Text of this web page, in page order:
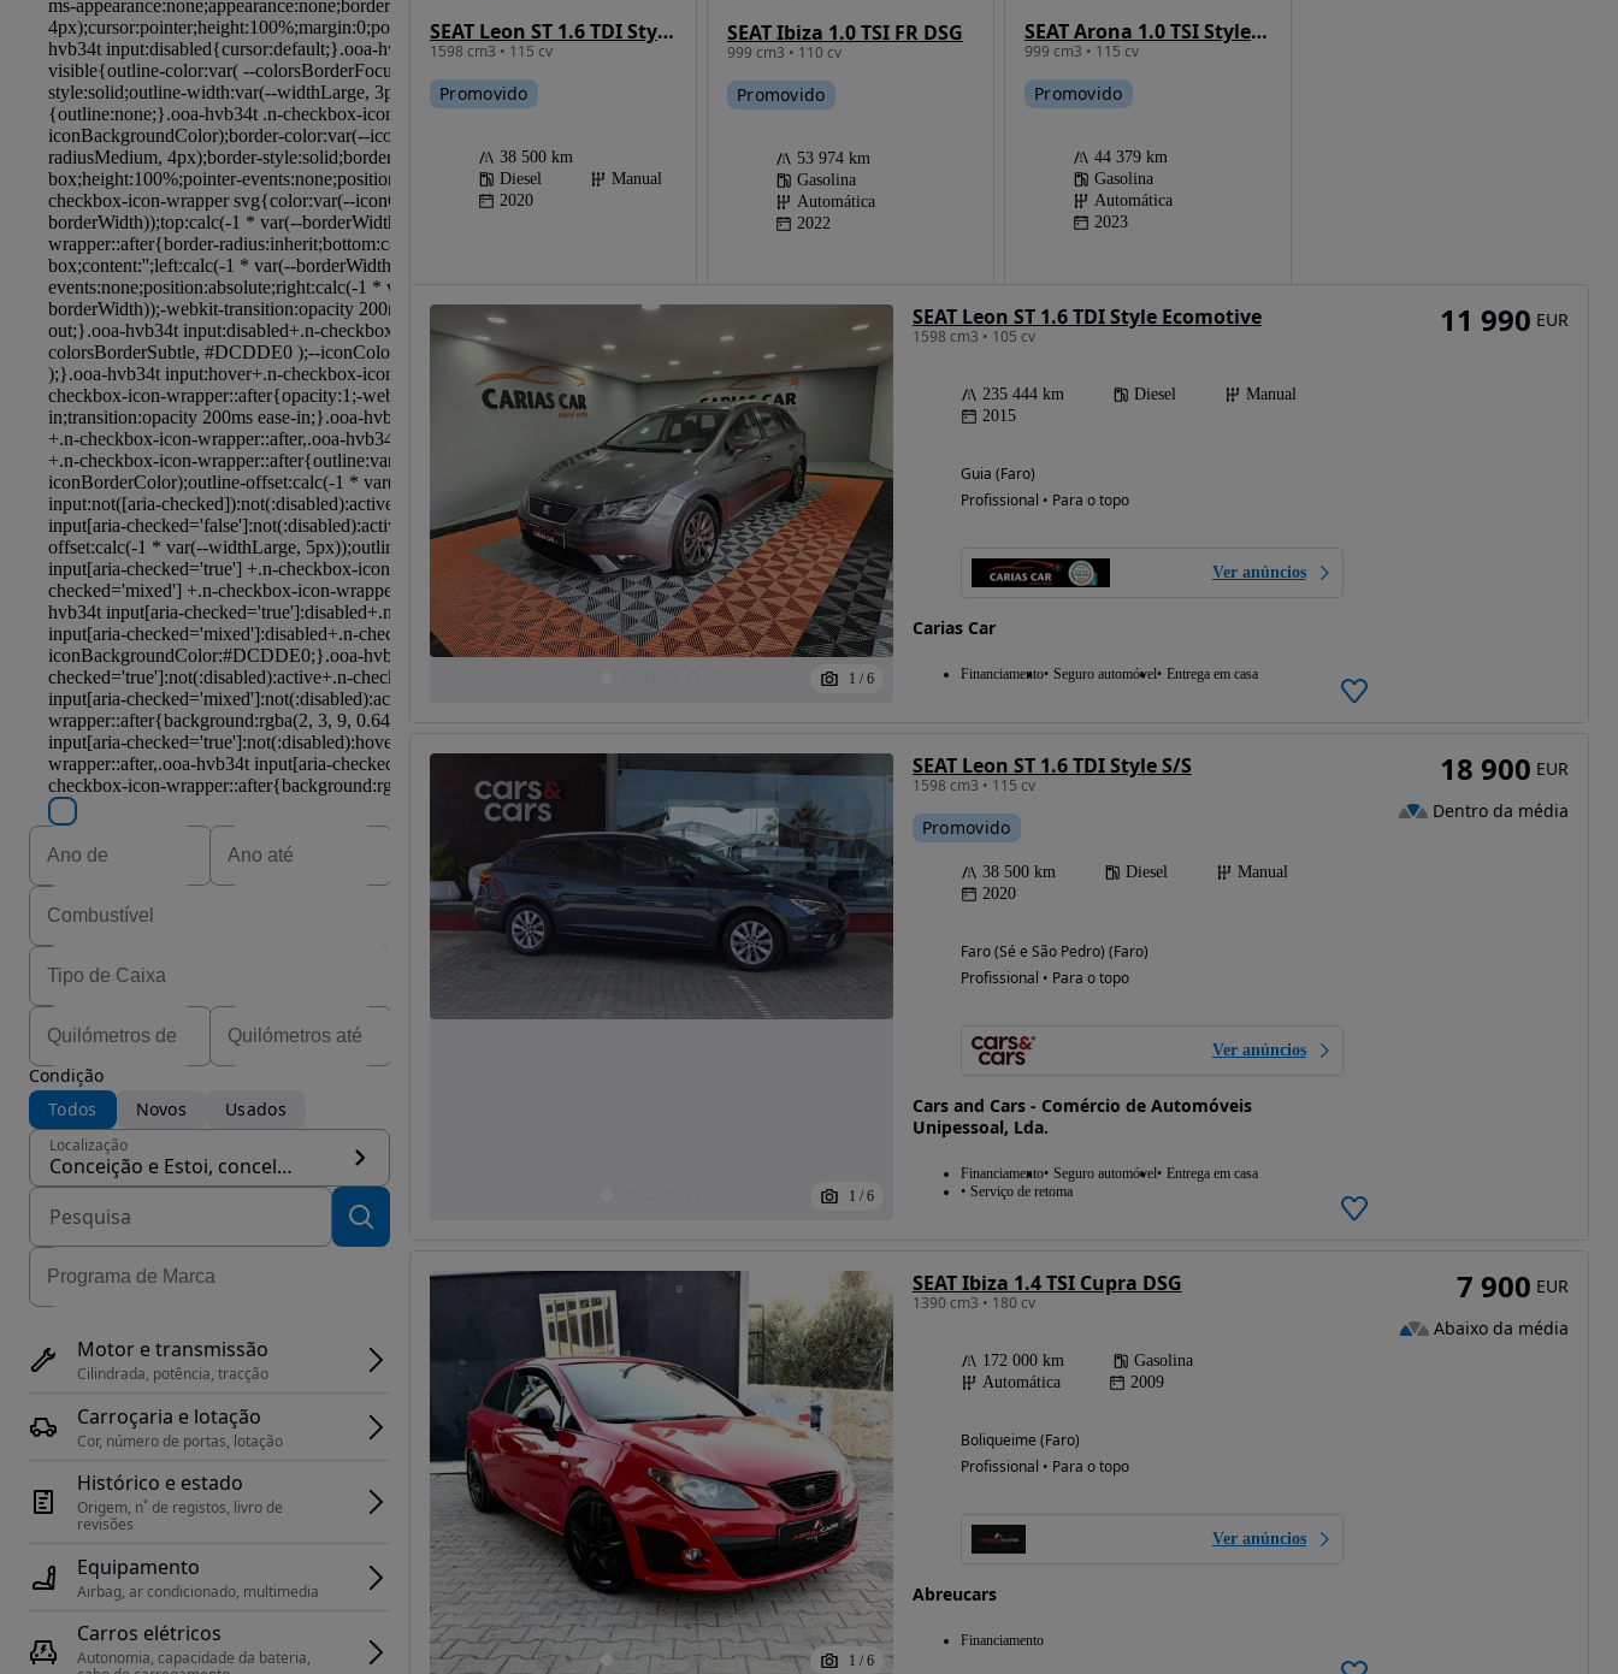
Possibilidade de
financiamento
Condição
Todos
Novos Usados
Localização
Conceição e Estoi, concelho Faro
Motor e transmissão
Cilindrada, potência, tracção
Carroçaria e lotação
Cor, número de portas, lotação
Histórico e estado
Origem, n˚ de registos, livro de
revisões
Equipamento
Airbag, ar condicionado, multimedia
Carros elétricos
Autonomia, capacidade da bateria,
SEAT Leon ST 1.6 TDI Style S/S
1598 cm3 • 115 cv
Promovido
38 500 km
Diesel
Manual
2020
SEAT Ibiza 1.0 TSI FR DSG
999 cm3 • 110 cv
Promovido
53 974 km
Gasolina
Automática
2022
SEAT Arona 1.0 TSI Style DSG
999 cm3 • 115 cv
Promovido
44 379 km
Gasolina
Automática
2023
1 / 6
SEAT Leon ST 1.6 TDI Style Ecomotive
1598 cm3 • 105 cv
235 444 km Diesel
Manual
2015
Guia (Faro)
Profissional • Para o topo
Ver anúncios
Carias Car
Financiamento Seguro automóvel Entrega em casa
11 990 EUR
1 / 6
SEAT Leon ST 1.6 TDI Style S/S
1598 cm3 • 115 cv
Promovido
38 500 km Diesel
Manual
2020
Faro (Sé e São Pedro) (Faro)
Profissional • Para o topo
Ver anúncios
Cars and Cars - Comércio de Automóveis
Unipessoal, Lda.
Financiamento Seguro automóvel Entrega em casa
Serviço de retoma
18 900 EUR
Dentro da média
1 / 6
SEAT Ibiza 1.4 TSI Cupra DSG
1390 cm3 • 180 cv
172 000 km
Gasolina
Automática
2009
Boliqueime (Faro)
Profissional • Para o topo
Ver anúncios
Abreucars
Financiamento
7 900 EUR
Abaixo da média